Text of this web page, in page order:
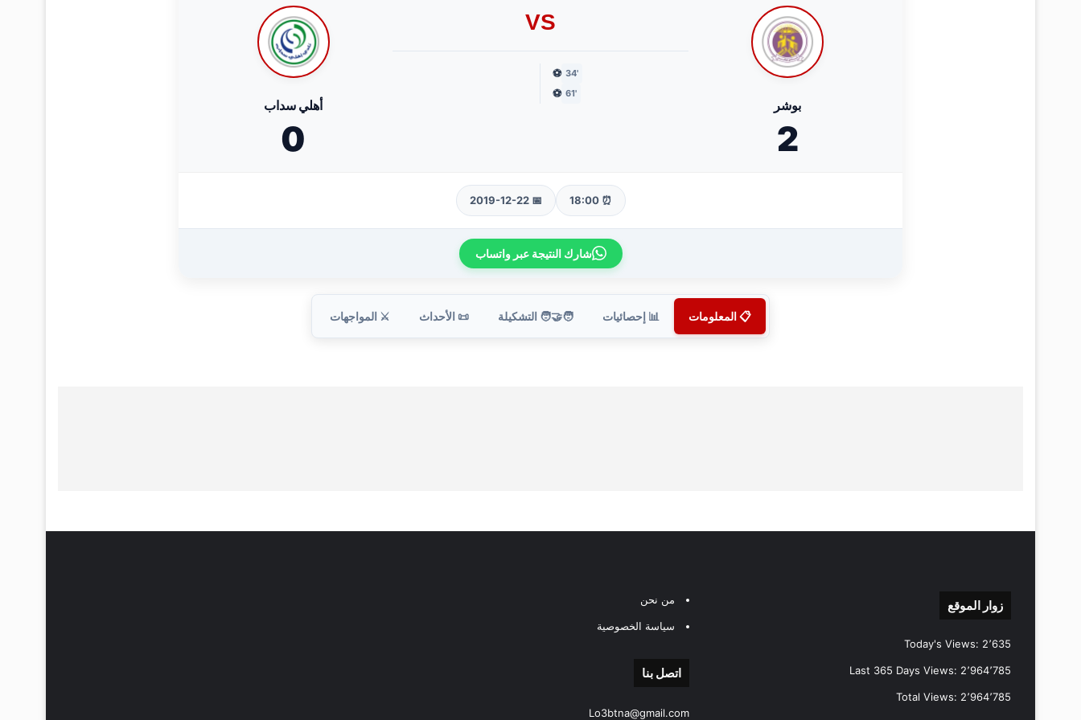
بوشر
2
VS
'34
⚽
'61
⚽
أهلي سداب
0
⏰ 18:00
📅 2019-12-22
شارك النتيجة عبر واتساب
📋 المعلومات 📊 إحصائيات 🧑‍🤝‍🧑 التشكيلة 📜 الأحداث ⚔️ المواجهات
زوار الموقع
Today's Views: 2٬635
Last 365 Days Views: 2٬964٬785
Total Views: 2٬964٬785
من نحن
سياسة الخصوصية
اتصل بنا
Lo3btna@gmail.com